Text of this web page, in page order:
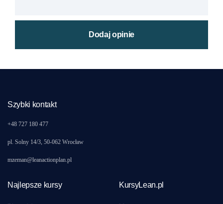
Szybki kontakt
+48 727 180 477
pl. Solny 14/3, 50-062 Wrocław
mzeman@leanactionplan.pl
Najlepsze kursy KursyLean.pl